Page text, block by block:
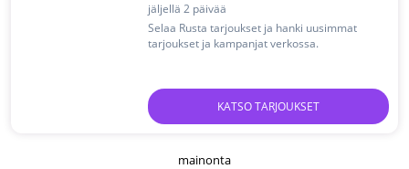
jäljellä 2 päivää
Selaa Rusta tarjoukset ja hanki uusimmat
tarjoukset ja kampanjat verkossa.
KATSO TARJOUKSET
mainonta